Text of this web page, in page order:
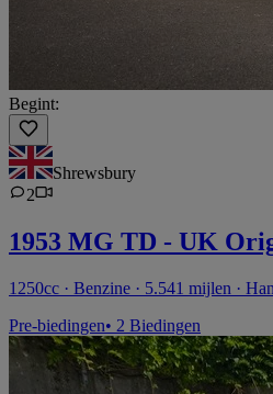
Begint:
Shrewsbury
2
1953 MG TD - UK
1250cc · Benzine · 5.541 mijlen ·
Pre-biedingen• 2 Biedingen